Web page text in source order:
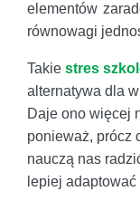
elementów
równowagi
Takie stres
alternatywa dla
Daje ono więcej
ponieważ, prócz
nauczą nas
lepiej